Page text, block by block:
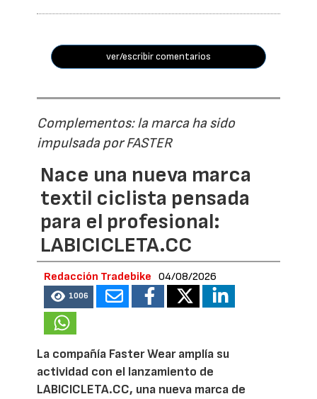
ver/escribir comentarios
Complementos: la marca ha sido
impulsada por FASTER
Nace una nueva marca
textil ciclista pensada
para el profesional:
LABICICLETA.CC
Redacción Tradebike 04/08/2026
1006
La compañía Faster Wear amplía su
actividad con el lanzamiento de
LABICICLETA.CC, una nueva marca de